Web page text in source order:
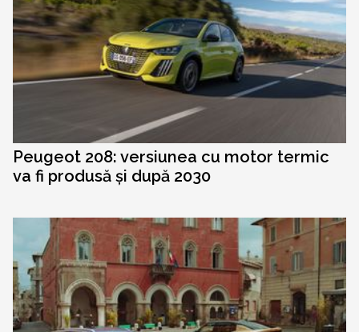
Peugeot 208: versiunea cu motor termic
va fi produsă și după 2030